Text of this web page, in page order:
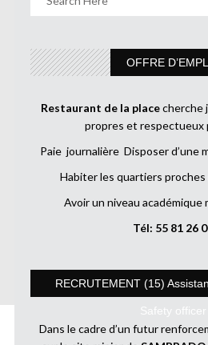
OFFRE
Restaurant de la placecherche
propres et respectueux
Paie journalière Disposer d’une
Habiter les quartiers proches
Avoir un niveau académique
Tél: 55 81 26
RECRUTEMENT (15)
Safety officer
Dans le cadre d’un futur